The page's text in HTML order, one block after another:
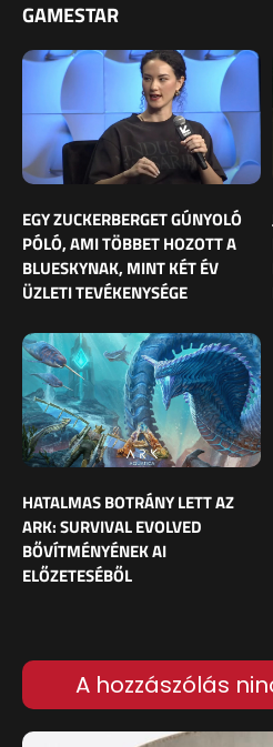
GAMESTAR
EGY ZUCKERBERGET GÚNYOLÓ
PÓLÓ, AMI TÖBBET HOZOTT A
BLUESKYNAK, MINT KÉT ÉV
ÜZLETI TEVÉKENYSÉGE
HATALMAS BOTRÁNY LETT AZ
ARK: SURVIVAL EVOLVED
BŐVÍTMÉNYÉNEK AI
ELŐZETESÉBŐL
A hozzászólás